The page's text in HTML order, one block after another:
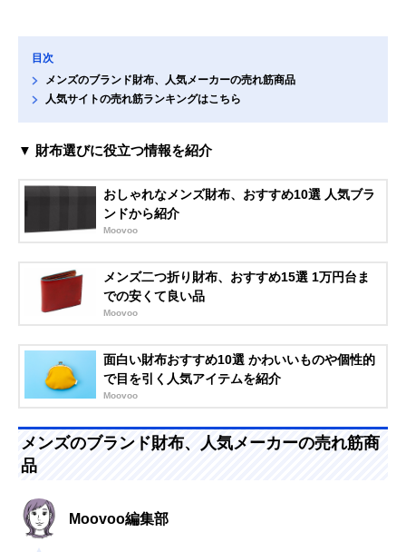
目次
メンズのブランド財布、人気メーカーの売れ筋商品
人気サイトの売れ筋ランキングはこちら
▼ 財布選びに役立つ情報を紹介
おしゃれなメンズ財布、おすすめ10選 人気ブラ
ンドから紹介
Moovoo
メンズ二つ折り財布、おすすめ15選 1万円台ま
での安くて良い品
Moovoo
面白い財布おすすめ10選 かわいいものや個性的
で目を引く人気アイテムを紹介
Moovoo
メンズのブランド財布、人気メーカーの売れ筋商
品
Moovoo編集部